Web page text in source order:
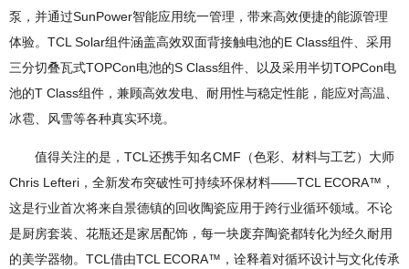
泵，并通过SunPower智能应用统一管理，带来高效便捷的能源管理
体验。TCL Solar组件涵盖高效双面背接触电池的E Class组件、采用
三分切叠瓦式TOPCon电池的S Class组件、以及采用半切TOPCon电
池的T Class组件，兼顾高效发电、耐用性与稳定性能，能应对高温、
冰雹、风雪等各种真实环境。
值得关注的是，TCL还携手知名CMF（色彩、材料与工艺）大师
Chris Lefteri，全新发布突破性可持续环保材料——TCL ECORA™，
这是行业首次将来自景德镇的回收陶瓷应用于跨行业循环领域。不论
是厨房套装、花瓶还是家居配饰，每一块废弃陶瓷都转化为经久耐用
的美学器物。TCL借由TCL ECORA™，诠释着对循环设计与文化传承